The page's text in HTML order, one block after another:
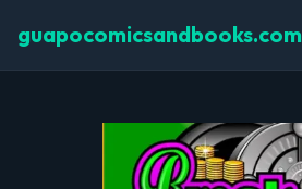
guapocomicsandbooks.com